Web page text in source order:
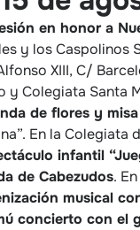
en honor a
y los Caspolinos
XIII, C/
y Colegiata Santa
de flores y
En la Colegiata
infantil
de Cabezudos.
musical
concierto con el